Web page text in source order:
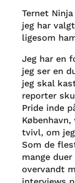
Ternet
jeg har
ligesom
Jeg har en
jeg ser en
jeg skal
reporter
Pride inde
tvivl, om
Som de
mange
overvandt